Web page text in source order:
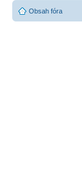
Obsah fóra